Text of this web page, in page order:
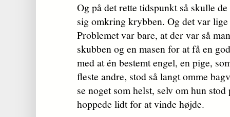
Og på det rette tidspunkt så skulle
sig omkring krybben. Og det var
Problemet var bare, at der var så
skubben og en masen for at få en
med at én bestemt engel, en pige,
fleste andre, stod så langt omme
se noget som helst, selv om hun
hoppede lidt for at vinde højde.